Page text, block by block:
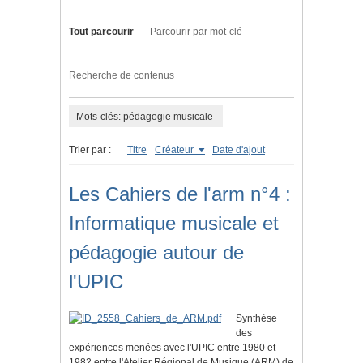
Tout parcourir Parcourir par mot-clé
Recherche de contenus
Mots-clés: pédagogie musicale
Trier par : Titre Créateur Date d'ajout
Les Cahiers de l'arm n°4 :
Informatique musicale et
pédagogie autour de
l'UPIC
Synthèse
des
expériences menées avec l'UPIC entre 1980 et